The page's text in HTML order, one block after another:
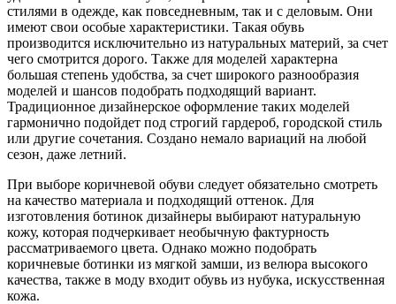
стилями в одежде, как повседневным, так и с деловым. Они
имеют свои особые характеристики. Такая обувь
производится исключительно из натуральных материй, за счет
чего смотрится дорого. Также для моделей характерна
большая степень удобства, за счет широкого разнообразия
моделей и шансов подобрать подходящий вариант.
Традиционное дизайнерское оформление таких моделей
гармонично подойдет под строгий гардероб, городской стиль
или другие сочетания. Создано немало вариаций на любой
сезон, даже летний.
При выборе коричневой обуви следует обязательно смотреть
на качество материала и подходящий оттенок. Для
изготовления ботинок дизайнеры выбирают натуральную
кожу, которая подчеркивает необычную фактурность
рассматриваемого цвета. Однако можно подобрать
коричневые ботинки из мягкой замши, из велюра высокого
качества, также в моду входит обувь из нубука, искусственная
кожа.